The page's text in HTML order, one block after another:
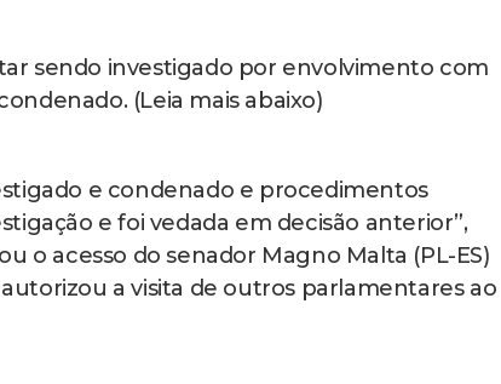
sendo investigado por envolvimento com
(Leia mais abaixo)
e condenado e procedimentos
e foi vedada em decisão anterior”,
o acesso do senador Magno Malta (PL-ES)
a visita de outros parlamentares ao